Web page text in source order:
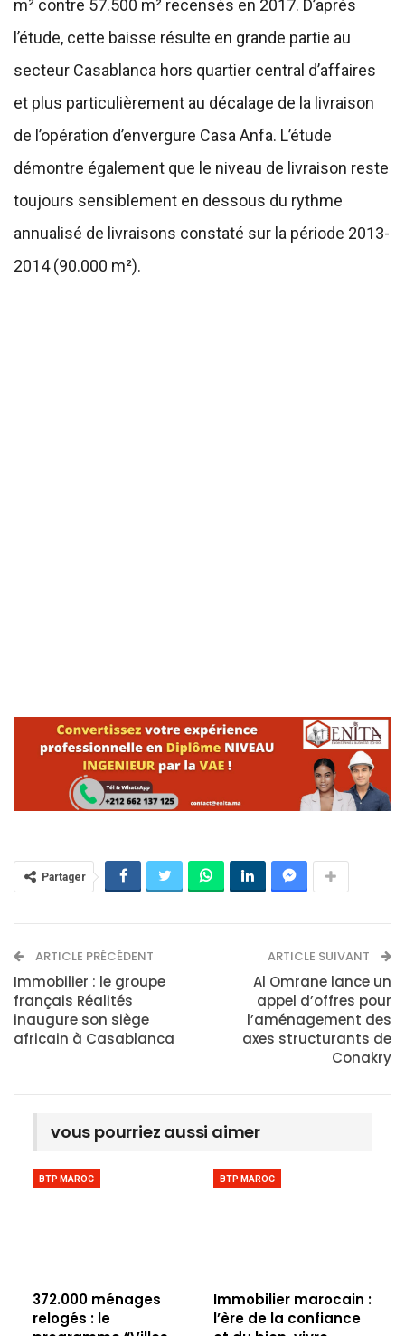
m² contre 57.500 m² recensés en 2017. D’après
l’étude, cette baisse résulte en grande partie au
secteur Casablanca hors quartier central d’affaires
et plus particulièrement au décalage de la livraison
de l’opération d’envergure Casa Anfa. L’étude
démontre également que le niveau de livraison reste
toujours sensiblement en dessous du rythme
annualisé de livraisons constaté sur la période 2013-
2014 (90.000 m²).
Partager
ARTICLE PRÉCÉDENT
Immobilier : le groupe
français Réalités
inaugure son siège
africain à Casablanca
ARTICLE SUIVANT
Al Omrane lance un
appel d’offres pour
l’aménagement des
axes structurants de
Conakry
vous pourriez aussi aimer
BTP MAROC
372.000 ménages
relogés : le
BTP MAROC
Immobilier marocain :
l’ère de la confiance